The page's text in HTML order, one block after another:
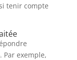
tenir compte
. Par exemple,